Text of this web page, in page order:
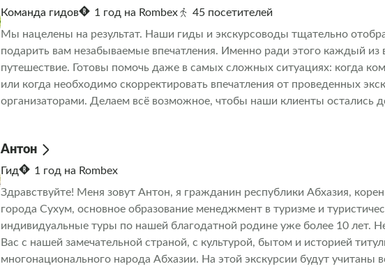
Команда гидов 1 год на Rombex
45 посетителей
Мы нацелены на результат. Наши гиды и экскурсоводы тщательно
подарить вам незабываемые впечатления. Именно ради этого каждый из
путешествие. Готовы помочь даже в самых сложных ситуациях: когда
или когда необходимо скорректировать впечатления от проведенных
организаторами. Делаем всё возможное, чтобы наши клиенты остались
Антон
Гид
1 год на Rombex
Здравствуйте! Меня зовут Антон, я гражданин республики Абхазия,
города Сухум, основное образование менеджмент в туризме и
индивидуальные туры по нашей благодатной родине уже более 10 лет.
Вас с нашей замечательной страной, с культурой, бытом и историей
многонационального народа Абхазии. На этой экскурсии будут учитаны